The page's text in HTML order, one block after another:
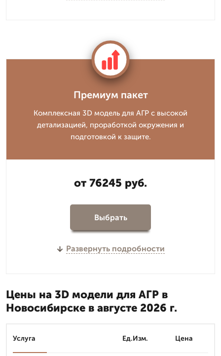
Премиум пакет
Комплексная 3D модель для АГР с высокой
детализацией, проработкой окружения и
подготовкой к защите.
от 76245 руб.
Выбрать
Развернуть подробности
Цены на 3D модели для АГР в
Новосибирске в августе 2026 г.
Услуга Ед.Изм. Цена